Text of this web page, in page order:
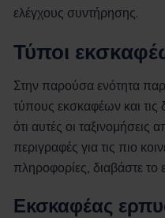
ελέγχους συντήρησης.
Τύποι
Στην παρούσα ενότητα
τύπους εκσκαφέων και
ότι αυτές οι
περιγραφές για τις πιο
πληροφορίες, διαβάστε το
Εκσκαφέας